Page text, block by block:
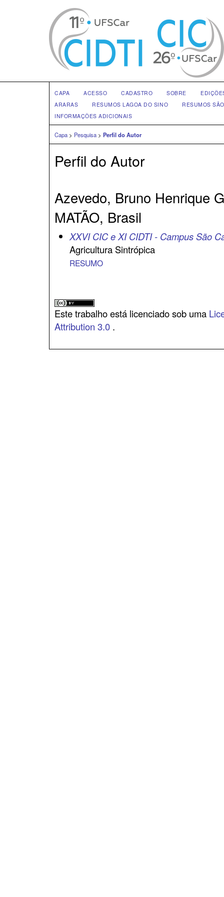
CAPA ACESSO CADASTRO SOBRE
ARARAS
RESUMOS LAGOA DO SINO
RESUMOS
INFORMAÇÕES ADICIONAIS
Capa > Pesquisa > Perfil do Autor
Perfil do Autor
Azevedo, Bruno Henrique
MATÃO, Brasil
XXVI CIC e XI CIDTI - Campus São
Agricultura Sintrópica
RESUMO
Este trabalho está licenciado sob uma
Attribution 3.0 .